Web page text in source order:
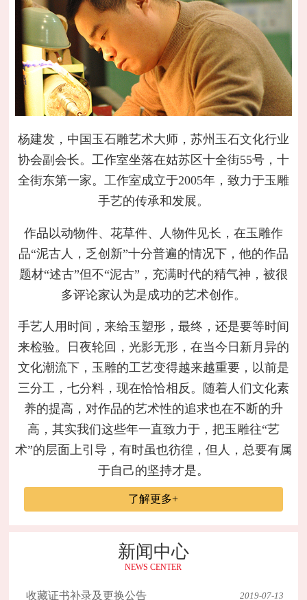
杨建发，中国玉石雕艺术大师，苏州玉石文化行业
协会副会长。工作室坐落在姑苏区十全街55号，十
全街东第一家。工作室成立于2005年，致力于玉雕
手艺的传承和发展。
作品以动物件、花草件、人物件见长，在玉雕作
品“泥古人，乏创新”十分普遍的情况下，他的作品
题材“述古”但不“泥古”，充满时代的精气神，被很
多评论家认为是成功的艺术创作。
手艺人用时间，来给玉塑形，最终，还是要等时间
来检验。日夜轮回，光影无形，在当今日新月异的
文化潮流下，玉雕的工艺变得越来越重要，以前是
三分工，七分料，现在恰恰相反。随着人们文化素
养的提高，对作品的艺术性的追求也在不断的升
高，其实我们这些年一直致力于，把玉雕往“艺
术”的层面上引导，有时虽也彷徨，但人，总要有属
于自己的坚持才是。
了解更多+
新闻中心
NEWS CENTER
收藏证书补录及更换公告 2019-07-13